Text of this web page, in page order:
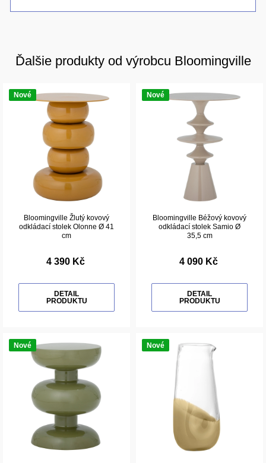
Ďalšie produkty od výrobcu Bloomingville
Nové
Bloomingville Žlutý kovový
odkládací stolek Olonne Ø 41
cm
4 390 Kč
DETAIL
PRODUKTU
Nové
Bloomingville Béžový kovový
odkládací stolek Samio Ø
35,5 cm
4 090 Kč
DETAIL
PRODUKTU
Nové Nové